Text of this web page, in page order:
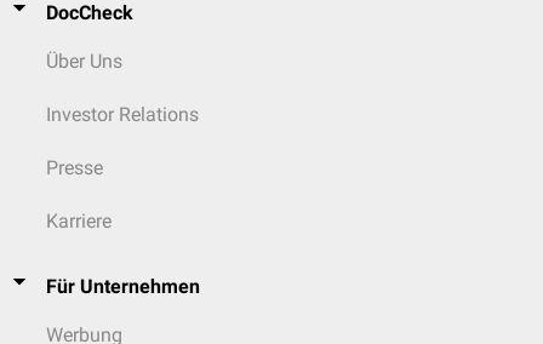
DocCheck
Über Uns
Investor Relations
Presse
Karriere
Für Unternehmen
Werbung